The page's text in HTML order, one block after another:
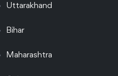
Uttarakhand
Bihar
Maharashtra